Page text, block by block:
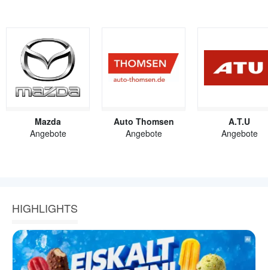
Mazda
Angebote
Auto Thomsen
Angebote
A.T.U
Angebote
HIGHLIGHTS